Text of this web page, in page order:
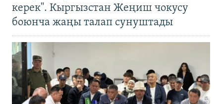
керек". Кыргызстан Жеңиш чокусу
боюнча жаңы талап сунуштады